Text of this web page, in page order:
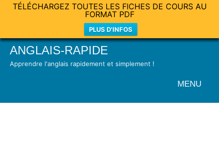
TÉLÉCHARGEZ TOUTES LES FICHES DE COURS AU
FORMAT PDF
PLUS D'INFOS
SkipANGLAIS-RAPIDE
Apprendre l'anglais rapidement et simplement !
MENU